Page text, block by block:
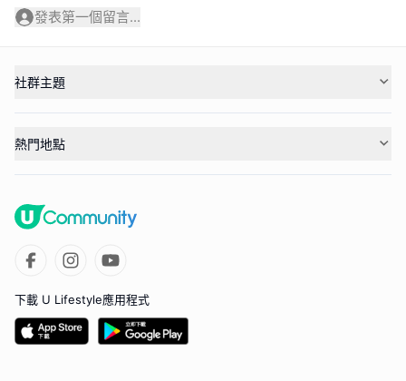
發表第一個留言...
社群主題
熱門地點
下載 U Lifestyle應用程式